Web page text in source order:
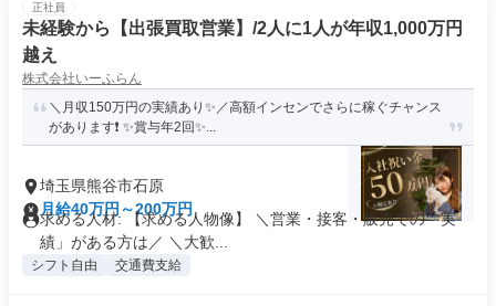
正社員
未経験から【出張買取営業】/2人に1人が年収1,000万円
越え
株式会社いーふらん
＼月収150万円の実績あり✨／高額インセンでさらに稼ぐチャンス
があります❗ ✨賞与年2回✨...
埼玉県熊谷市石原
月給40万円～200万円
求める人材: 【求める人物像】 ＼営業・接客・販売での「実
績」がある方は／ ＼大歓...
シフト自由 交通費支給